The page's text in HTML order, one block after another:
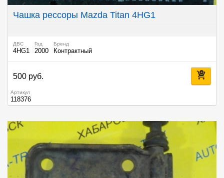
Чашка рессоры Mazda Titan 4HG1
ДВС
4HG1
Год
2000
Бренд
Контрактный
500 руб.
Артикул
118376